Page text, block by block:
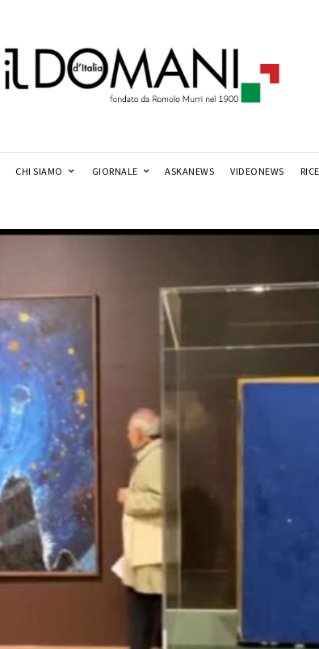
CHI SIAMO GIORNALE ASKANEWS VIDEONEWS